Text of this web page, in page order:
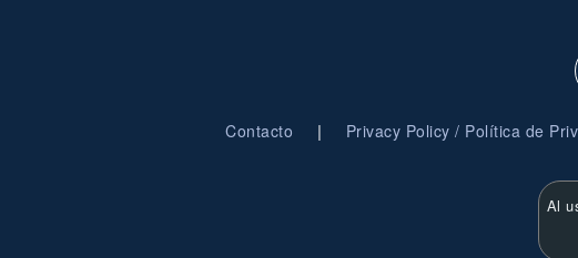
Contacto | Privacy Policy / Política de
Al